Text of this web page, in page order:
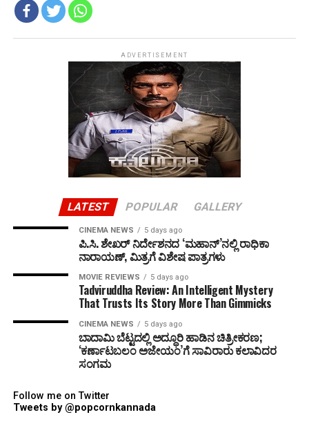
ADVERTISEMENT
LATEST POPULAR GALLERY
CINEMA NEWS 5 days ago
ಪಿ.ಸಿ. ಶೇಖರ್ ನಿರ್ದೇಶನದ ‘ಮಹಾನ್’ನಲ್ಲಿ ರಾಧಿಕಾ
ನಾರಾಯಣ್, ಮಿತ್ರಗೆ ವಿಶೇಷ ಪಾತ್ರಗಳು
MOVIE REVIEWS 5 days ago
Tadviruddha Review: An Intelligent Mystery
That Trusts Its Story More Than Gimmicks
CINEMA NEWS 5 days ago
ಬಾದಾಮಿ ಬೆಟ್ಟದಲ್ಲಿ ಅದ್ಧೂರಿ ಹಾಡಿನ ಚಿತ್ರೀಕರಣ;
‘ಕರ್ಣಾಟಬಲಂ ಅಜೇಯಂ’ಗೆ ಸಾವಿರಾರು ಕಲಾವಿದರ
ಸಂಗಮ
Follow me on Twitter
Tweets by @popcornkannada